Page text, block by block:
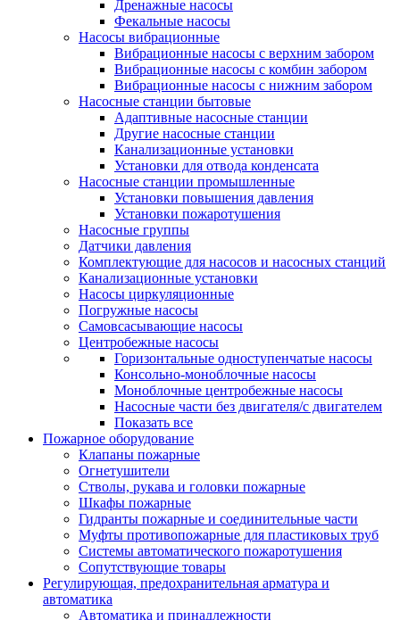
Дренажные насосы
Фекальные насосы
Насосы вибрационные
Вибрационные насосы с верхним забором
Вибрационные насосы с комбин забором
Вибрационные насосы с нижним забором
Насосные станции бытовые
Адаптивные насосные станции
Другие насосные станции
Канализационные установки
Установки для отвода конденсата
Насосные станции промышленные
Установки повышения давления
Установки пожаротушения
Насосные группы
Датчики давления
Комплектующие для насосов и насосных станций
Канализационные установки
Насосы циркуляционные
Погружные насосы
Самовсасывающие насосы
Центробежные насосы
Горизонтальные одноступенчатые насосы
Консольно-моноблочные насосы
Моноблочные центробежные насосы
Насосные части без двигателя/с двигателем
Показать все
Пожарное оборудование
Клапаны пожарные
Огнетушители
Стволы, рукава и головки пожарные
Шкафы пожарные
Гидранты пожарные и соединительные части
Муфты противопожарные для пластиковых труб
Системы автоматического пожаротушения
Сопутствующие товары
Регулирующая, предохранительная арматура и
автоматика
Автоматика и принадлежности